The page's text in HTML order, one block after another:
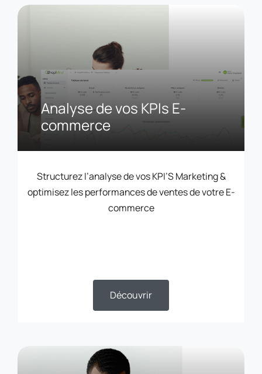
Analyse de vos KPIs E-
commerce
Structurez l’analyse de vos KPI’S Marketing &
optimisez les performances de ventes de votre E-
commerce
Découvrir